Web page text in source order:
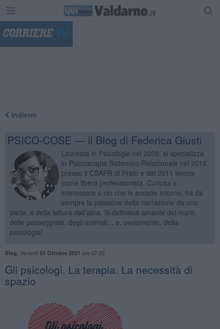
Indietro
PSICO-COSE — il Blog di Federica Giusti
Laureata in Psicologia nel 2009, si specializza
in Psicoterapia Sistemico-Relazionale nel 2016
presso il CSAPR di Prato e dal 2011 lavora
come libera professionista. Curiosa e
interessata a ciò che le accade intorno, ha da
sempre la passione della narrazione da una
parte, e della lettura dall’altra. Si definisce amante del mare,
delle passeggiate, degli animali… e, ovviamente, della
psicologia!
Blog Venerdì 01 Ottobre 2021 ore 07:00
​Gli psicologi. La terapia. La necessità di
spazio